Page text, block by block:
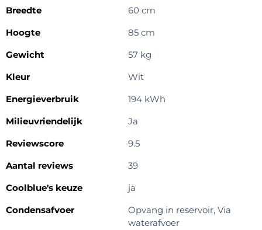
Breedte
60 cm
Hoogte
85 cm
Gewicht
57 kg
Kleur
Wit
Energieverbruik
194 kWh
Milieuvriendelijk
Ja
Reviewscore
9.5
Aantal reviews
39
Coolblue's keuze
ja
Condensafvoer
Opvang in reservoir, Via
waterafvoer